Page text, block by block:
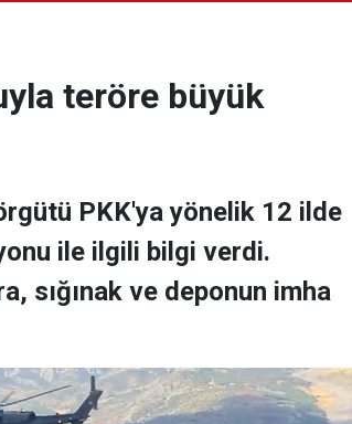
teröre büyük
PKK'ya yönelik 12 ilde
ile ilgili bilgi verdi.
sığınak ve deponun imha